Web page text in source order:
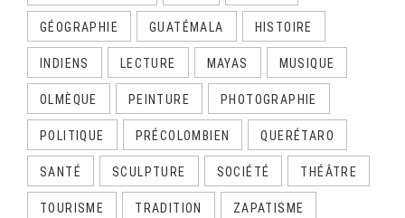
GÉOGRAPHIE GUATÉMALA HISTOIRE
INDIENS LECTURE MAYAS MUSIQUE
OLMÈQUE PEINTURE PHOTOGRAPHIE
POLITIQUE PRÉCOLOMBIEN QUERÉTARO
SANTÉ SCULPTURE SOCIÉTÉ THÉÂTRE
TOURISME TRADITION ZAPATISME